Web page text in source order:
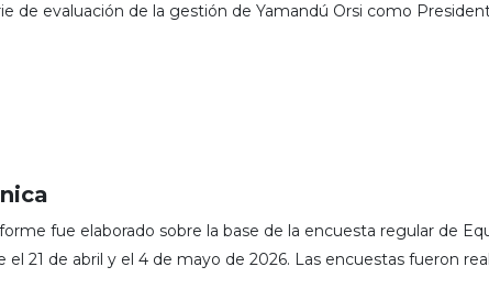
de evaluación de la gestión de Yamandú Orsi como
fue elaborado sobre la base de la encuesta regular de
el 21 de abril y el 4 de mayo de 2026. Las encuestas fueron